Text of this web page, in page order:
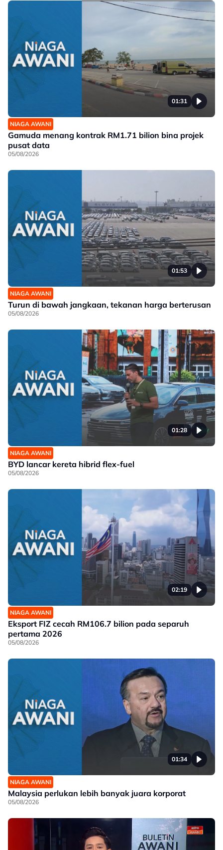
01:31
NIAGA AWANI
Gamuda menang kontrak RM1.71 bilion bina projek
pusat data
05/08/2026
01:53
NIAGA AWANI
Turun di bawah jangkaan, tekanan harga berterusan
05/08/2026
01:28
NIAGA AWANI
BYD lancar kereta hibrid flex-fuel
05/08/2026
02:19
NIAGA AWANI
Eksport FIZ cecah RM106.7 bilion pada separuh
pertama 2026
05/08/2026
01:34
NIAGA AWANI
Malaysia perlukan lebih banyak juara korporat
05/08/2026